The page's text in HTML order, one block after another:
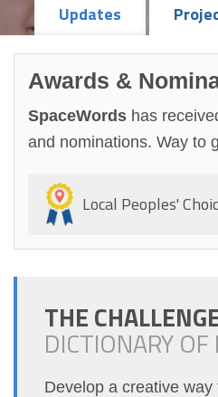
Updates
Awards &
SpaceWords has
and nominations. Way to
Local Peoples'
THE
DICTIONARY OF
Develop a creative